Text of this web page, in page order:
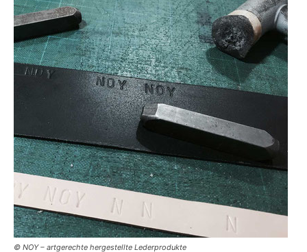
© NOY – artgerechte hergestellte Lederprodukte